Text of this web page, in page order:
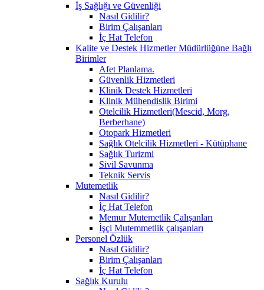
İş Sağlığı ve Güvenliği
Nasıl Gidilir?
Birim Çalışanları
İç Hat Telefon
Kalite ve Destek Hizmetler Müdürlüğüne Bağlı
Birimler
Afet Planlama.
Güvenlik Hizmetleri
Klinik Destek Hizmetleri
Klinik Mühendislik Birimi
Otelcilik Hizmetleri(Mescid, Morg,
Berberhane)
Otopark Hizmetleri
Sağlık Otelcilik Hizmetleri - Kütüphane
Sağlık Turizmi
Sivil Savunma
Teknik Servis
Mutemetlik
Nasıl Gidilir?
İç Hat Telefon
Memur Mutemetlik Çalışanları
İşçi Mutemmetlik çalışanları
Personel Özlük
Nasıl Gidilir?
Birim Çalışanları
İç Hat Telefon
Sağlık Kurulu